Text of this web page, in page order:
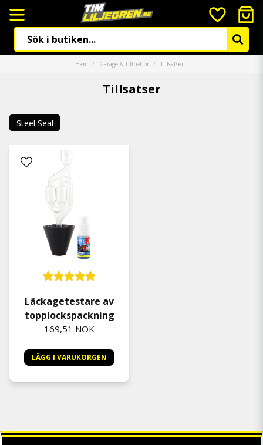
Hem Garage & Tillbehör Tillsatser
Tillsatser
Steel Seal
Läckagetestare av
topplockspackning
169,51 NOK
LÄGG I VARUKORGEN